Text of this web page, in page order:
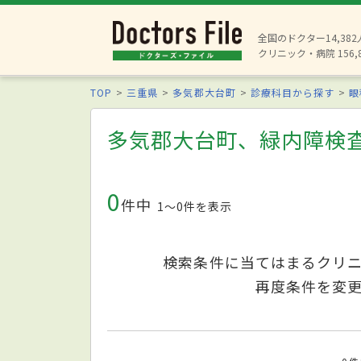
全国のドクター14,382
クリニック・病院
TOP 三重県 多気郡大台町 診療科目から探す
多気郡大台町、緑内障検
0件中 1〜0件を表示
検索条件に当てはまるクリ
再度条件を変